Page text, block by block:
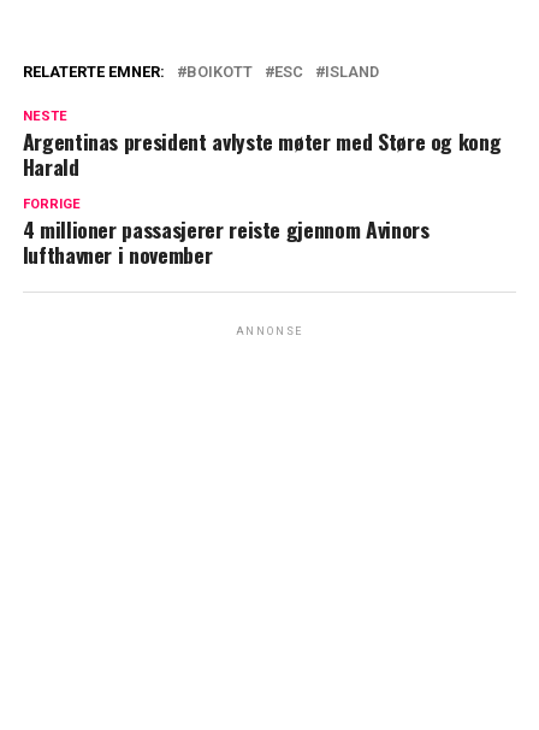
RELATERTE EMNER: BOIKOTT ESC ISLAND
NESTE
Argentinas president avlyste møter med Støre og kong
Harald
FORRIGE
4 millioner passasjerer reiste gjennom Avinors
lufthavner i november
ANNONSE